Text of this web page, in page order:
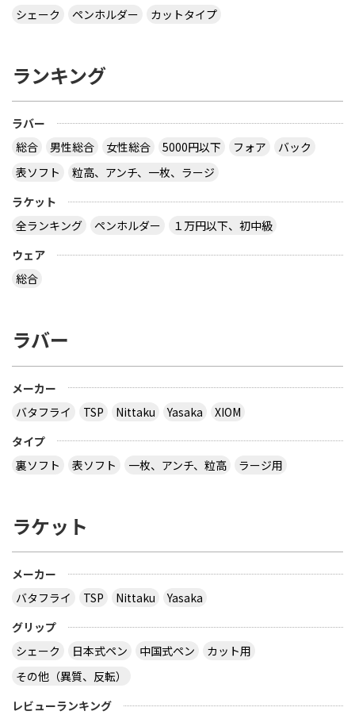
る想定をしたのでしょうか？
いケースもあり得ますよ。 ２枚合板、昔にあったセ
板だったか、４枚合板だったかは忘れましたが。
サイトを見る
http://table-tennis.ocnk.net/ こちらでユニフォー
おうと思っているのは Li-Ning リーニン 中国代表ユ
３月２８日～島根県で行われた全国中学選抜卓球大
会で販売されていた 背面に「loved table
tennis~」と書かれたデザインTシャツ どこで購入
多分大会Ｔシャツでしょう。 どこでも売ってないの
では？ その会場でしか買えませんので、 最後の方
はサイズごとに売り切れになるので、 欲しい場合は
午前中に購入した方が良いでしょう。 県大会より上
で、出られなくても見に行くといいと思います。
virtual table tennisというアプリについてです。
サーブから回転(カーブなど)をかけるのってどうや
シェーク
ペンホルダー カットタイプ
ランキング
ラバー
総合
男性総合 女性総合 5000円以下 フォア
バック
表ソフト
粒高、アンチ、一枚、ラージ
ラケット
全ランキング
ペンホルダー
１万円以下、初中級
ウェア
総合
ラバー
メーカー
バタフライ
TSP Nittaku Yasaka
XIOM
タイプ
裏ソフト
表ソフト 一枚、アンチ、粒高 ラージ用
ラケット
メーカー
バタフライ
TSP Nittaku
Yasaka
グリップ
シェーク
日本式ペン 中国式ペン
カット用
その他（異質、反転）
レビューランキング